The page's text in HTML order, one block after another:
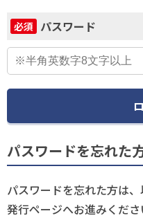
必須 パスワード
パスワードを忘れた
パスワードを忘れた方は
発行ページへお進みくださ